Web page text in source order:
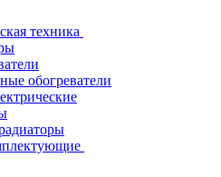
техника
обогреватели